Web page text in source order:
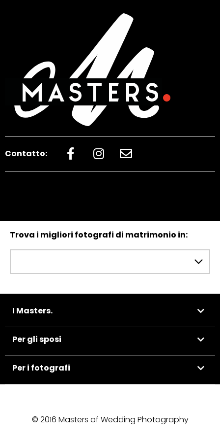
Contatto:
Trova i migliori fotografi di matrimonio in:
I Masters.
Per gli sposi
Per i fotografi
© 2016 Masters of Wedding Photography